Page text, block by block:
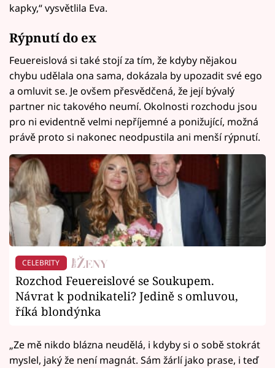
kapky,“ vysvětlila Eva.
Rýpnutí do ex
Feuereislová si také stojí za tím, že kdyby nějakou
chybu udělala ona sama, dokázala by upozadit své ego
a omluvit se. Je ovšem přesvědčená, že její bývalý
partner nic takového neumí. Okolnosti rozchodu jsou
pro ni evidentně velmi nepříjemné a ponižující, možná
právě proto si nakonec neodpustila ani menší rýpnutí.
CELEBRITY
Rozchod Feuereislové se Soukupem.
Návrat k podnikateli? Jedině s omluvou,
říká blondýnka
„Ze mě nikdo blázna neudělá, i kdyby si o sobě stokrát
myslel, jaký že není magnát. Sám žárlí jako prase, i teď